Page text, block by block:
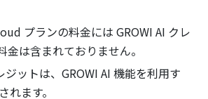
プランの料金には GROWI AI クレ
金は含まれておりません。
ジットは、GROWI AI 機能を利用す
れます。